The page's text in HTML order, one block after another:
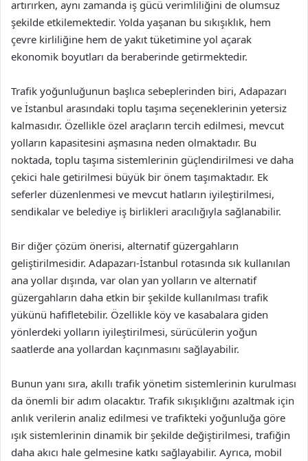
artırırken, aynı zamanda iş gücü verimliliğini de olumsuz
şekilde etkilemektedir. Yolda yaşanan bu sıkışıklık, hem
çevre kirliliğine hem de yakıt tüketimine yol açarak
ekonomik boyutları da beraberinde getirmektedir.
Trafik yoğunluğunun başlıca sebeplerinden biri, Adapazarı
ve İstanbul arasındaki toplu taşıma seçeneklerinin yetersiz
kalmasıdır. Özellikle özel araçların tercih edilmesi, mevcut
yolların kapasitesini aşmasına neden olmaktadır. Bu
noktada, toplu taşıma sistemlerinin güçlendirilmesi ve daha
çekici hale getirilmesi büyük bir önem taşımaktadır. Ek
seferler düzenlenmesi ve mevcut hatların iyileştirilmesi,
sendikalar ve belediye iş birlikleri aracılığıyla sağlanabilir.
Bir diğer çözüm önerisi, alternatif güzergahların
geliştirilmesidir. Adapazarı-İstanbul rotasında sık kullanılan
ana yollar dışında, var olan yan yolların ve alternatif
güzergahların daha etkin bir şekilde kullanılması trafik
yükünü hafifletebilir. Özellikle köy ve kasabalara giden
yönlerdeki yolların iyileştirilmesi, sürücülerin yoğun
saatlerde ana yollardan kaçınmasını sağlayabilir.
Bunun yanı sıra, akıllı trafik yönetim sistemlerinin kurulması
da önemli bir adım olacaktır. Trafik sıkışıklığını azaltmak için
anlık verilerin analiz edilmesi ve trafikteki yoğunluğa göre
ışık sistemlerinin dinamik bir şekilde değiştirilmesi, trafiğin
daha akıcı hale gelmesine katkı sağlayabilir. Ayrıca, mobil